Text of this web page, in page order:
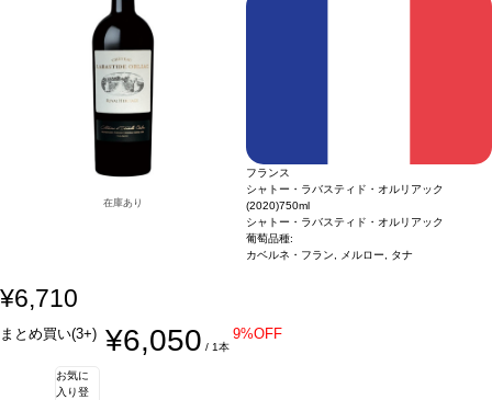
在庫あり
フランス
シャトー・ラバスティド・オルリアック
(2020)750ml
シャトー・ラバスティド・オルリアック
葡萄品種:
カベルネ・フラン, メルロー, タナ
¥6,710
まとめ買い(3+) ¥6,050 / 1本
9%OFF
お気に
入り登